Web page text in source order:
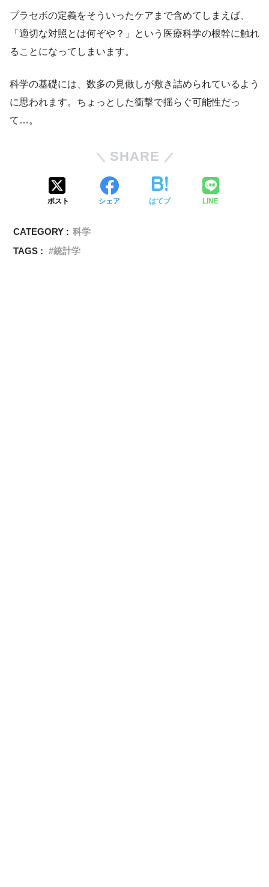
プラセボの定義をそういったケアまで含めてしまえば、
「適切な対照とは何ぞや？」という医療科学の根幹に触れ
ることになってしまいます。
科学の基礎には、数多の見做しが敷き詰められているよう
に思われます。ちょっとした衝撃で揺らぐ可能性だっ
て…。
SHARE
ポスト シェア はてブ LINE
CATEGORY : 科学
TAGS :
統計学